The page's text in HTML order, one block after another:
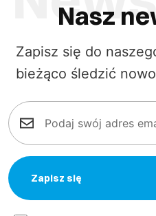
Nasz
Zapisz się do
bieżąco śledzić
Zapisz się